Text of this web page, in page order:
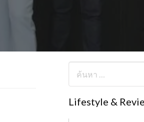
Lifestyle &